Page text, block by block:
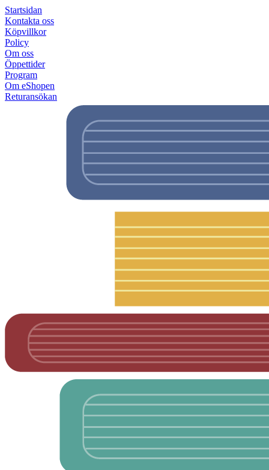
Startsidan
Kontakta oss
Köpvillkor
Policy
Om oss
Öppettider
Program
Om eShopen
Returansökan